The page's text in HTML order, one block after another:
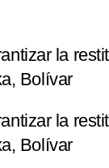
la
Bolívar
la
Bolívar